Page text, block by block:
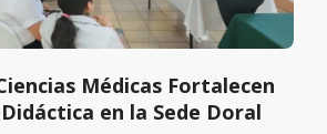
Médicas Fortalecen
en la Sede Doral